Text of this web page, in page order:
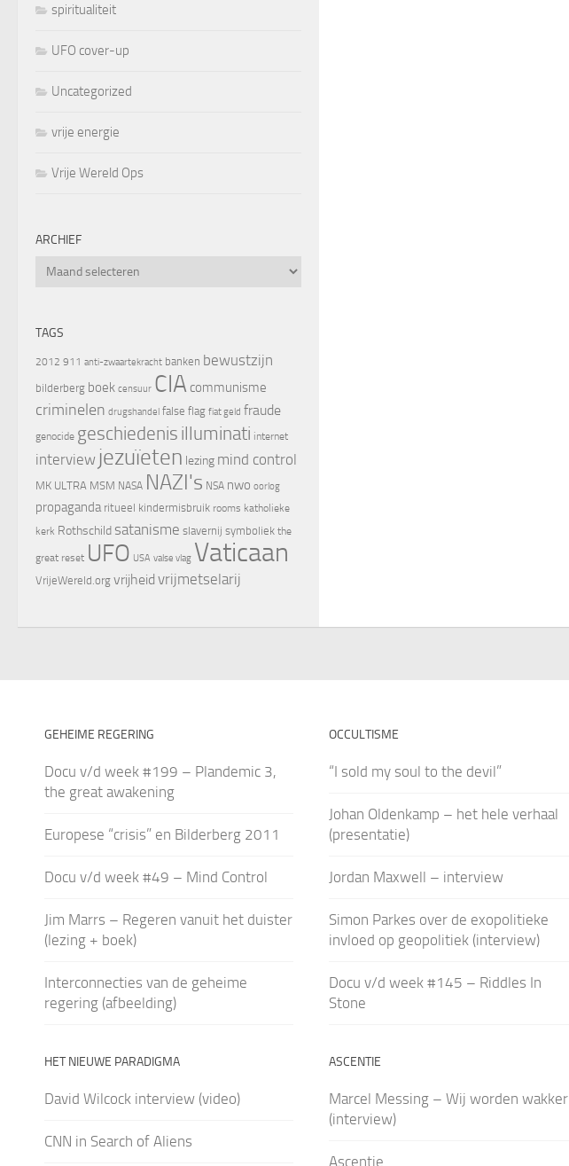
spiritualiteit
UFO cover-up
Uncategorized
vrije energie
Vrije Wereld Ops
ARCHIEF
Archief
TAGS
2012 911 anti-zwaartekracht banken bewustzijn
bilderberg boek censuur CIA communisme
criminelen drugshandel false flag fiat geld fraude
genocide geschiedenis illuminati internet
interview jezuïeten lezing mind control
MK ULTRA MSM NASA NAZI's NSA nwo oorlog
propaganda ritueel kindermisbruik rooms katholieke
kerk Rothschild satanisme slavernij symboliek the
great reset UFO USA valse vlag Vaticaan
VrijeWereld.org vrijheid vrijmetselarij
GEHEIME REGERING
Docu v/d week #199 – Plandemic 3,
the great awakening
Europese “crisis” en Bilderberg 2011
Docu v/d week #49 – Mind Control
Jim Marrs – Regeren vanuit het duister
(lezing + boek)
Interconnecties van de geheime
regering (afbeelding)
HET NIEUWE PARADIGMA
David Wilcock interview (video)
CNN in Search of Aliens
OCCULTISME
“I sold my soul to the devil”
Johan Oldenkamp – het hele verhaal
(presentatie)
Jordan Maxwell – interview
Simon Parkes over de exopolitieke
invloed op geopolitiek (interview)
Docu v/d week #145 – Riddles In
Stone
ASCENTIE
Marcel Messing – Wij worden wakker
(interview)
Ascentie